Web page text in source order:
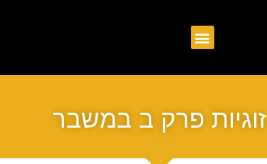
זוגיות פרק ב במשבר